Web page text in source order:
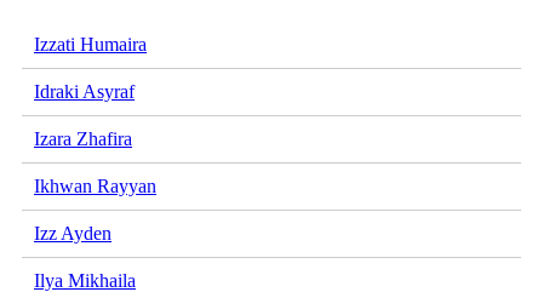
Izzati Humaira
Idraki Asyraf
Izara Zhafira
Ikhwan Rayyan
Izz Ayden
Ilya Mikhaila